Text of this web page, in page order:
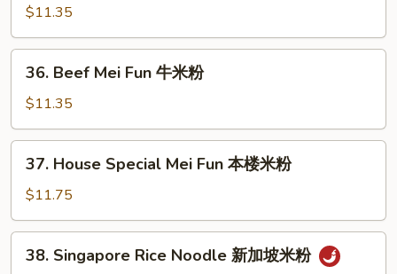
Mei
Fun
虾
$11.35
Beef
Mei
Fun
牛
36. Beef Mei Fun 牛米粉
$11.35
House
Special
Mei
Fun
37. House Special Mei Fun 本楼米粉
$11.75
Singapore
38. Singapore Rice Noodle 新加坡米粉